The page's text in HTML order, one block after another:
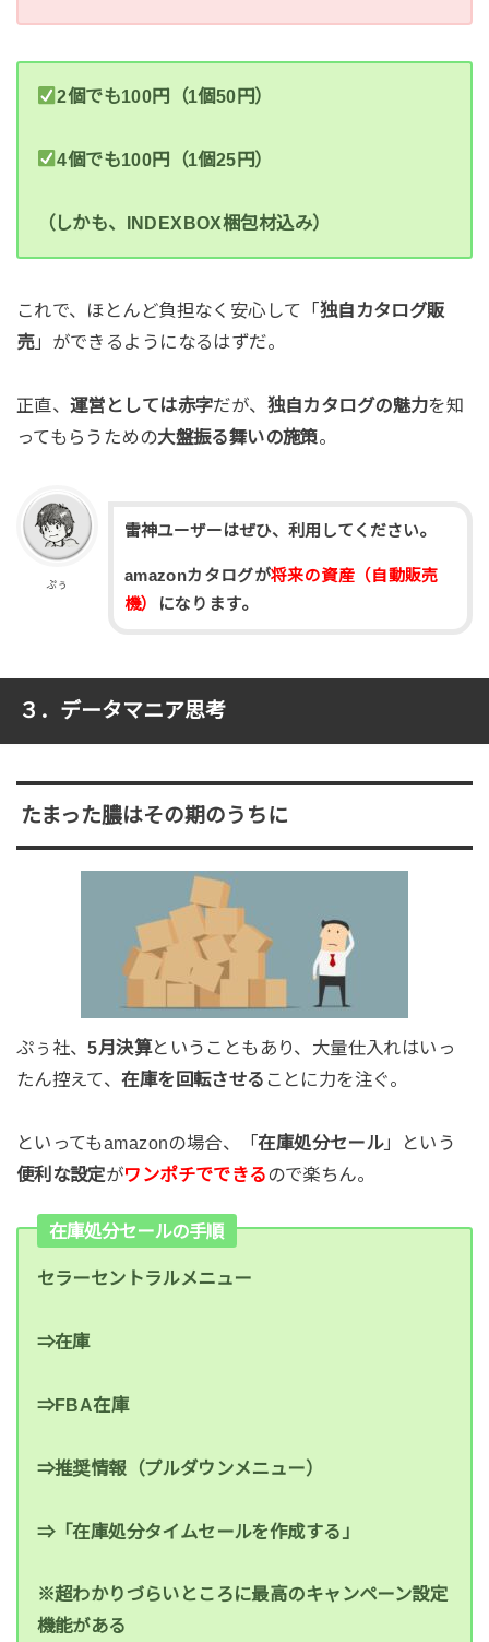
2個でも100円（1個50円）
4個でも100円（1個25円）
（しかも、INDEXBOX梱包材込み）
これで、ほとんど負担なく安心して「独自カタログ販
売」ができるようになるはずだ。
正直、運営としては赤字だが、 独自カタログの魅力を知
ってもらうための大盤振る舞いの施策。
ぷぅ
雷神ユーザーはぜひ、利用してください。
amazonカタログが将来の資産（自動販売
機）
になります。
３．データマニア思考
たまった膿はその期のうちに
ぷぅ社、5月決算ということもあり、大量仕入れはいっ
たん控えて、在庫を回転させる ことに力を注ぐ。
といってもamazonの場合、「在庫処分セール」という
便利な設定がワンポチでできるので楽ちん。
在庫処分セールの手順
セラーセントラルメニュー
⇒在庫
⇒FBA在庫
⇒推奨情報（プルダウンメニュー）
⇒「在庫処分タイムセールを作成する」
※超わかりづらいところに最高のキャンペーン設定
機能がある